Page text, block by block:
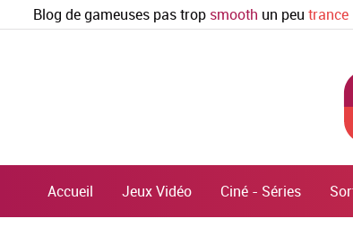
Blog de gameuses pas trop smooth un peu trance
Accueil Jeux Vidéo Ciné - Séries